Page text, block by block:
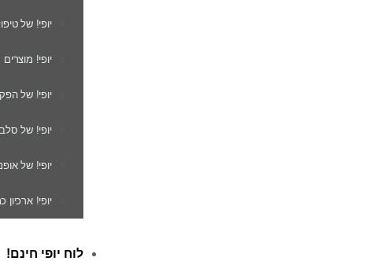
יופי! של
יופי!
יופי! של
יופי! של
יופי! של
יופי! ארכיון
לוח יופי חינם!